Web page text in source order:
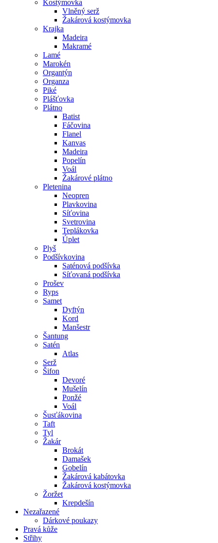
Kostýmovka
Vlněný serž
Žakárová kostýmovka
Krajka
Madeira
Makramé
Lamé
Marokén
Organtýn
Organza
Piké
Plášťovka
Plátno
Batist
Fáčovina
Flanel
Kanvas
Madeira
Popelín
Voál
Žakárové plátno
Pletenina
Neopren
Plavkovina
Síťovina
Svetrovina
Teplákovka
Úplet
Plyš
Podšívkovina
Saténová podšívka
Síťovaná podšívka
Prošev
Ryps
Samet
Dyftýn
Kord
Manšestr
Šantung
Satén
Atlas
Serž
Šifon
Devoré
Mušelín
Ponžé
Voál
Šusťákovina
Taft
Tyl
Žakár
Brokát
Damašek
Gobelín
Žakárová kabátovka
Žakárová kostýmovka
Žoržet
Krepdešín
Nezařazené
Dárkové poukazy
Pravá kůže
Střihy